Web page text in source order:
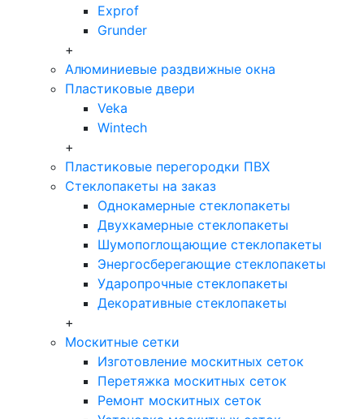
Exprof
Grunder
+
Алюминиевые раздвижные окна
Пластиковые двери
Veka
Wintech
+
Пластиковые перегородки ПВХ
Стеклопакеты на заказ
Однокамерные стеклопакеты
Двухкамерные стеклопакеты
Шумопоглощающие стеклопакеты
Энергосберегающие стеклопакеты
Ударопрочные стеклопакеты
Декоративные стеклопакеты
+
Москитные сетки
Изготовление москитных сеток
Перетяжка москитных сеток
Ремонт москитных сеток